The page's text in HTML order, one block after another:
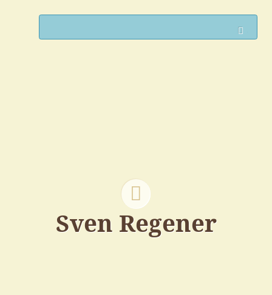
Sven Regener